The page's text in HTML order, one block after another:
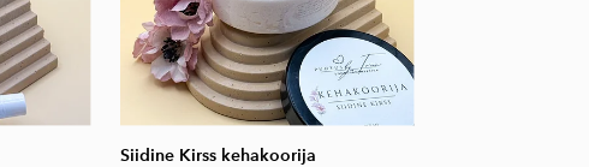
Siidine Kirss kehakoorija